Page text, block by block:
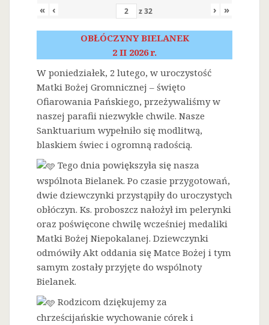
« ‹ z32 › »
OBŁÓCZYNY BIELANEK
2 II 2026 r.
W poniedziałek, 2 lutego, w uroczystość
Matki Bożej Gromnicznej – święto
Ofiarowania Pańskiego, przeżywaliśmy w
naszej parafii niezwykłe chwile. Nasze
Sanktuarium wypełniło się modlitwą,
blaskiem świec i ogromną radością.
Tego dnia powiększyła się nasza
wspólnota Bielanek. Po czasie przygotowań,
dwie dziewczynki przystąpiły do uroczystych
obłóczyn. Ks. proboszcz nałożył im pelerynki
oraz poświęcone chwilę wcześniej medaliki
Matki Bożej Niepokalanej. Dziewczynki
odmówiły Akt oddania się Matce Bożej i tym
samym zostały przyjęte do wspólnoty
Bielanek.
Rodzicom dziękujemy za
chrześcijańskie wychowanie córek i